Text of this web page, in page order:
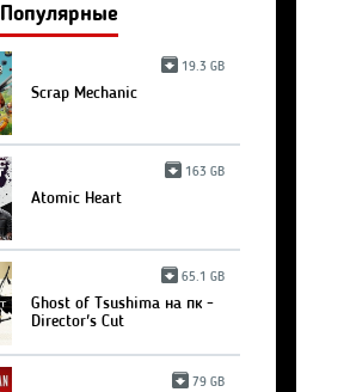
Популярные
19.3 GB
Scrap Mechanic
163 GB
Atomic Heart
65.1 GB
Ghost of Tsushima на пк -
Director's Cut
79 GB